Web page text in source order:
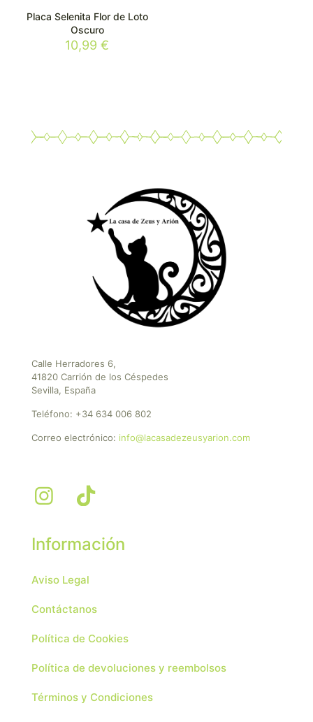
Placa Selenita Flor de Loto
Oscuro
10,99€
Calle Herradores 6,
41820 Carrión de los Céspedes
Sevilla, España
Teléfono: +34 634 006 802
Correo electrónico: info@lacasadezeusyarion.com
Información
Aviso Legal
Contáctanos
Política de Cookies
Política de devoluciones y reembolsos
Términos y Condiciones